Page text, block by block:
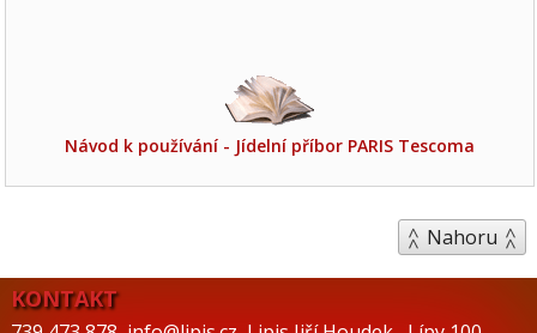
Návod k používání - Jídelní příbor PARIS Tescoma
Nahoru
KONTAKT